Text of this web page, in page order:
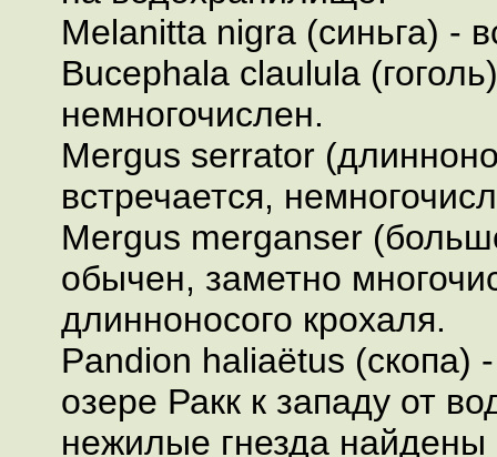
Melanitta nigra (синьга) -
Bucephala claulula
немногочислен.
Mergus serrator
встречается,
Mergus merganser
обычен, заметно
длинноносого крохаля.
Pandion haliaёtus (скопа)
озере Ракк к западу от
нежилые гнезда